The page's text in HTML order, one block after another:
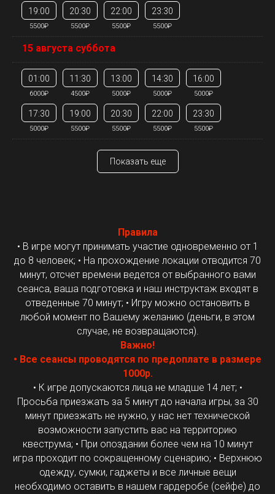
19:00
5500₽
20:30
5500₽
22:00
5500₽
23:30
5500₽
15 августа суббота
01:00
6000₽
11:30
4500₽
13:00
5000₽
14:30
5000₽
16:00
5000₽
17:30
5000₽
19:00
5500₽
20:30
5500₽
22:00
5500₽
23:30
5500₽
Показать еще
Правила
• В игре могут принимать участие одновременно от 1
до 8 человек; • На прохождение локации отводится 70
минут, отсчет времени ведется от выбранного вами
сеанса, ваша подготовка и наш инструктаж входят в
отведенные 70 минут; • Игру можно остановить в
любой момент по Вашему желанию (деньги, в этом
случае, не возвращаются).
Важно!
• Все сеансы проводятся по предоплате в размере
1000р.
• К игре допускаются лица не младше 14 лет; •
Просьба приезжать за 5 минут до начала игры, за 30
минут приезжать не нужно, у нас нет технической
возможности запустить вас на территорию
квеструма; • При опоздании более чем на 10 минут
игра проходит по сокращенному сценарию; • Верхнюю
одежду, сумки, гаджеты и все личные вещи
необходимо оставить в нашем гардеробе (сейфе) до